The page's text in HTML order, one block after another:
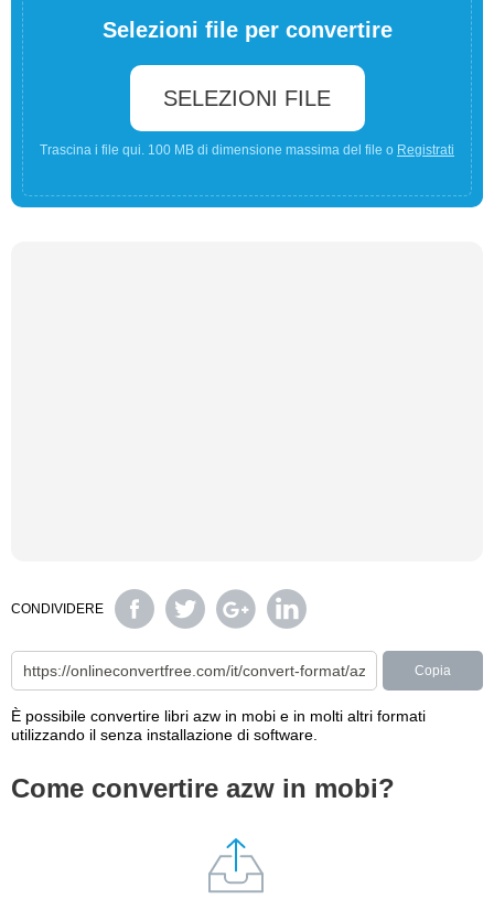
Selezioni file per convertire
SELEZIONI FILE
Trascina i file qui. 100 MB di dimensione massima del file o Registrati
CONDIVIDERE
Copia
È possibile convertire libri azw in mobi e in molti altri formati
utilizzando il senza installazione di software.
Come convertire azw in mobi?